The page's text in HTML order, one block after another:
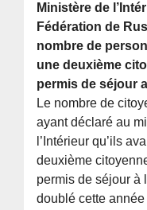
Ministère de
Fédération de
nombre de
une deuxième
permis de séjour
Le nombre de
ayant déclaré au
l’Intérieur qu’ils
deuxième
permis de séjour à
doublé cette